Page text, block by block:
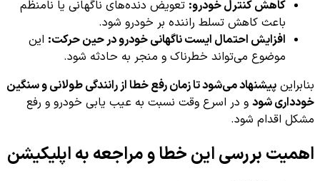
کاهش کنترل خودرو: تعویض دنده‌های ناگهانی یا نامنظم
باعث کاهش تسلط راننده بر خودرو شود.
افزایش احتمال ایست ناگهانی خودرو در حین حرکت: این
موضوع می‌تواند خطرناک و منجر به حادثه شود.
بنابراین پیشنهاد می‌شود تا زمان رفع خطا از رانندگی طولانی و سنگین
خودداری شود و در اسرع وقت نسبت به عیب یابی خودرو و رفع
مشکل اقدام شود.
اهمیت بررسی این خطا و مراجعه به اپلیکیشن